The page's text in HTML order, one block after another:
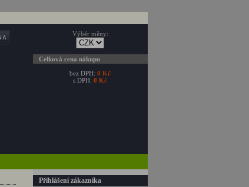
Výběr měny:
Celková cena nákupu
bez DPH: 0 Kč
s DPH: 0 Kč
Přihlášení zákazníka